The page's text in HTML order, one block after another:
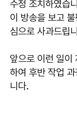
수정 조치하였습
이 방송을 보고
심으로 사과드립
앞으로 이런 일이
하여 후반 작업
니다.